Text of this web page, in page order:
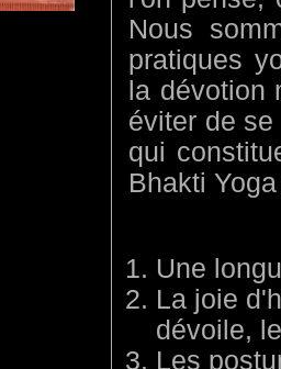
Nous
pratiques
la dévotion
éviter de
qui
Bhakti
Une
La joie
dévoile,
Les